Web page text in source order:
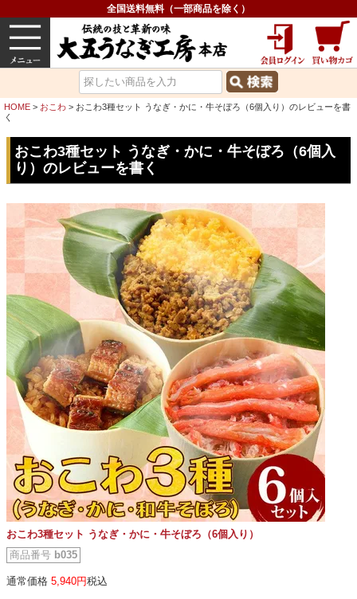
全国送料無料（一部商品を除く）
うなぎ 内祝い グルメ
HOME おこわ
おこわ3種セット うなぎ・かに・牛そぼろ（6個入り）のレビューを書
く
おこわ3種セット うなぎ・かに・牛そぼろ（6個入
り）のレビューを書く
おこわ3種セット うなぎ・かに・牛そぼろ（6個入り）
商品番号 b035
通常価格 5,940 税込